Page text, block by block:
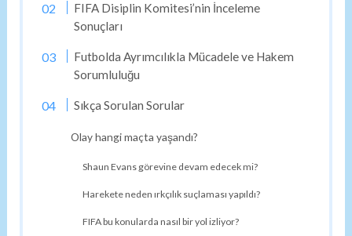
FIFA Disiplin Komitesi’nin İnceleme
Sonuçları
Futbolda Ayrımcılıkla Mücadele ve Hakem
Sorumluluğu
Sıkça Sorulan Sorular
Olay hangi maçta yaşandı?
Shaun Evans görevine devam edecek mi?
Harekete neden ırkçılık suçlaması yapıldı?
FIFA bu konularda nasıl bir yol izliyor?